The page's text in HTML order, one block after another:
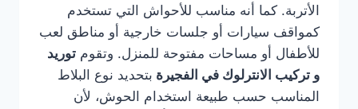
الأتربة. كما أنه مناسب للأحواش التي تستخدم
كمواقف سيارات أو جلسات خارجية أو مناطق لعب
للأطفال أو مساحات مفتوحة للمنزل. وتقوم توريد
و تركيب الانترلوك في الفجيرة بتحديد نوع البلاط
المناسب حسب طبيعة استخدام الحوش، لأن